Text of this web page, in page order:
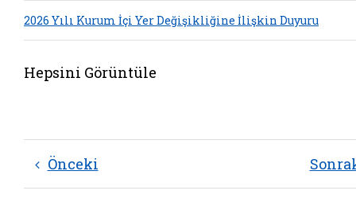
2026 Yılı Kurum İçi Yer Değişikliğine İlişkin Duyuru
Hepsini Görüntüle
Önceki